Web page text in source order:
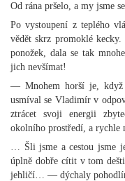
Od rána pršelo, a my jsme
Po vystoupení z teplého
vědět skrz promoklé
ponožek, dala se tak
jich nevšímat!
— Mnohem horší je, když
usmíval se Vladimír v
ztrácet svoji energii
okolního prostředí, a rychle
… Šli jsme a cestou jsme
úplně dobře cítit v tom
jehličí… — dýchaly